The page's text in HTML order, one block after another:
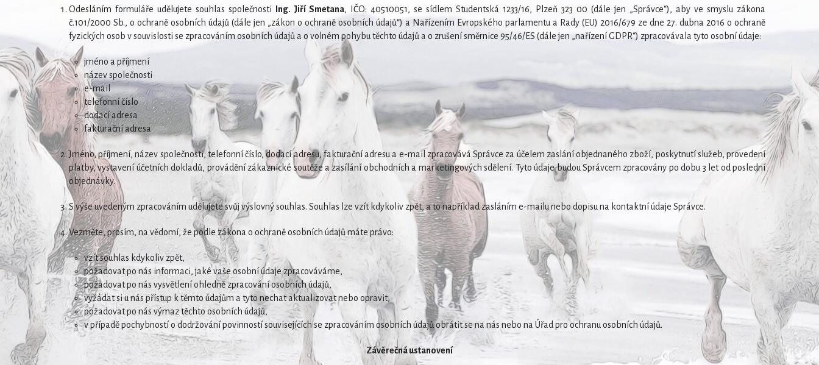
Odesláním formuláře udělujete souhlas společnosti Ing. Jiří Smetana, IČO: 40510051, se sídlem Studentská 1233/16, Plzeň 323 00 (dále jen „Správce“), aby ve smyslu zákona
č.101/2000 Sb., o ochraně osobních údajů (dále jen „zákon o ochraně osobních údajů“) a Nařízením Evropského parlamentu a Rady (EU) 2016/679 ze dne 27. dubna 2016 o ochraně
fyzických osob v souvislosti se zpracováním osobních údajů a o volném pohybu těchto údajů a o zrušení směrnice 95/46/ES (dále jen „nařízení GDPR“) zpracovávala tyto osobní údaje:
jméno a příjmení
název společnosti
e-mail
telefonní číslo
dodací adresa
fakturační adresa
Jméno, příjmení, název společnosti, telefonní číslo, dodací adresu, fakturační adresu a e-mail zpracovává Správce za účelem zaslání objednaného zboží, poskytnutí služeb, provedení
platby, vystavení účetních dokladů, provádění zákaznické soutěže a zasílání obchodních a marketingových sdělení. Tyto údaje budou Správcem zpracovány po dobu 3 let od poslední
objednávky.
S výše uvedeným zpracováním udělujete svůj výslovný souhlas. Souhlas lze vzít kdykoliv zpět, a to například zasláním e-mailu nebo dopisu na kontaktní údaje Správce.
Vezměte, prosím, na vědomí, že podle zákona o ochraně osobních údajů máte právo:
vzít souhlas kdykoliv zpět,
požadovat po nás informaci, jaké vaše osobní údaje zpracováváme,
požadovat po nás vysvětlení ohledně zpracování osobních údajů,
vyžádat si u nás přístup k těmto údajům a tyto nechat aktualizovat nebo opravit,
požadovat po nás výmaz těchto osobních údajů,
v případě pochybností o dodržování povinností souvisejících se zpracováním osobních údajů obrátit se na nás nebo na Úřad pro ochranu osobních údajů.
Závěrečná ustanovení